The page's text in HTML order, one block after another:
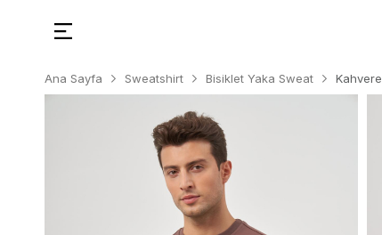
Ana Sayfa Sweatshirt Bisiklet Yaka Sweat